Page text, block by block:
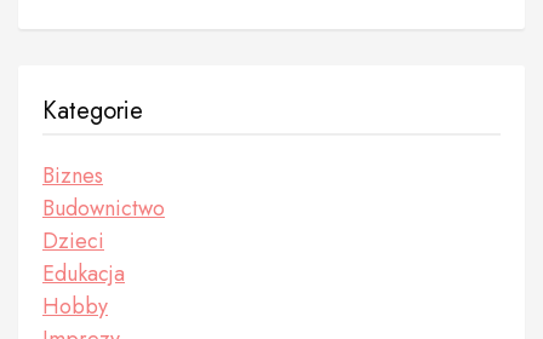
Kategorie
Biznes
Budownictwo
Dzieci
Edukacja
Hobby